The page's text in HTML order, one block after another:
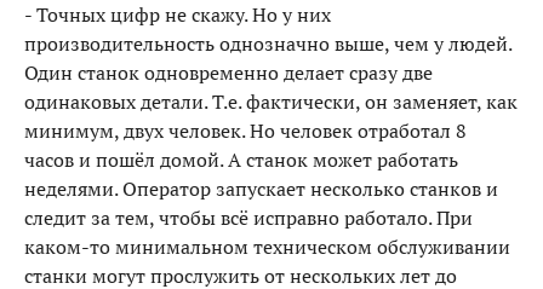
- Точных цифр не скажу. Но у них
производительность однозначно выше, чем у людей.
Один станок одновременно делает сразу две
одинаковых детали. Т.е. фактически, он заменяет, как
минимум, двух человек. Но человек отработал 8
часов и пошёл домой. А станок может работать
неделями. Оператор запускает несколько станков и
следит за тем, чтобы всё исправно работало. При
каком-то минимальном техническом обслуживании
станки могут прослужить от нескольких лет до